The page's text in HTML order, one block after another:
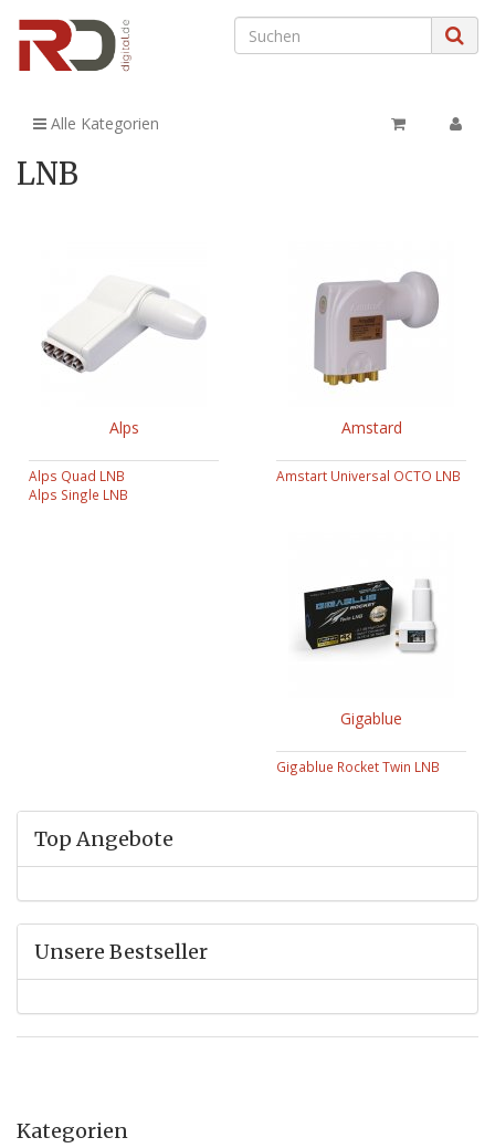
Alle Kategorien
LNB
Alps
Alps Quad LNB
Alps Single LNB
Amstard
Amstart Universal OCTO LNB
Gigablue
Gigablue Rocket Twin LNB
Top Angebote
Unsere Bestseller
Kategorien